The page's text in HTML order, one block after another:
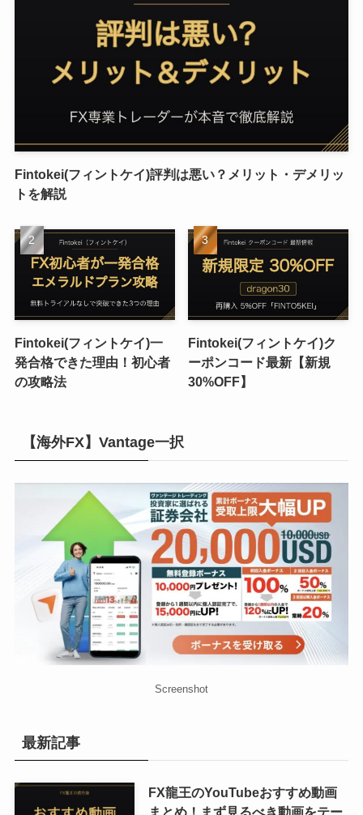
Fintokei(フィントケイ)評判は悪い？メリット・デメリッ
トを解説
Fintokei(フィントケイ)一
発合格できた理由！初心者
の攻略法
Fintokei(フィントケイ)ク
ーポンコード最新【新規
30%OFF】
【海外FX】Vantage一択
Screenshot
最新記事
FX龍王のYouTubeおすすめ動画
まとめ！まず見るべき動画をテー